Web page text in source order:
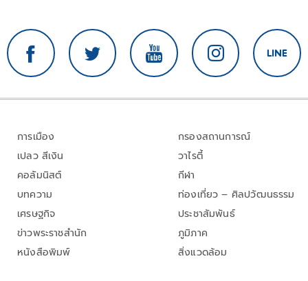
การเมือง
เปลว สีเงิน
คอลัมนิสต์
บทความ
เศรษฐกิจ
ข่าวพระราชสำนัก
หนังสือพิมพ์
กรองสถานการณ์
วาไรตี้
กีฬา
ท่องเที่ยว – ศิลปวัฒนธรรม
ประชาสัมพันธ์
ภูมิภาค
สิ่งแวดล้อม